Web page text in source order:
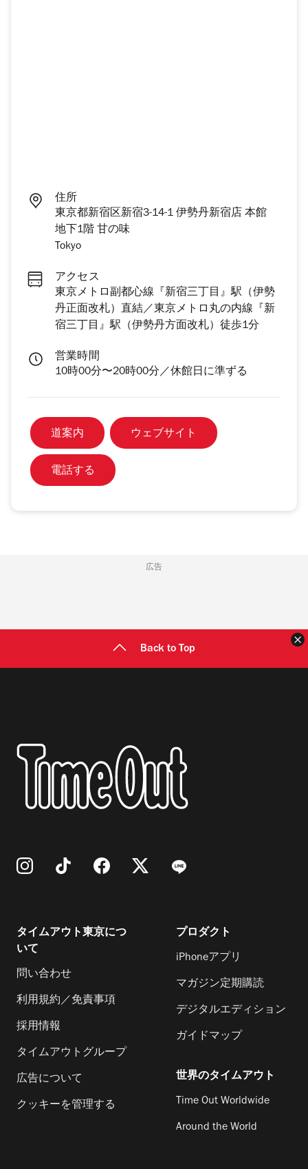
住所
東京都新宿区新宿3-14-1 伊勢丹新宿店 本館
地下1階 甘の味
Tokyo
アクセス
東京メトロ副都心線『新宿三丁目』駅（伊勢
丹正面改札）直結／東京メトロ丸の内線『新
宿三丁目』駅（伊勢丹方面改札）徒歩1分
営業時間
10時00分〜20時00分／休館日に準ずる
道案内 ウェブサイト
電話する
広告
Back to Top
タイムアウト東京につ
いて
問い合わせ
利用規約／免責事項
採用情報
タイムアウトグループ
広告について
クッキーを管理する
プロダクト
iPhoneアプリ
マガジン定期購読
デジタルエディション
ガイドマップ
世界のタイムアウト
Time Out Worldwide
Around the World